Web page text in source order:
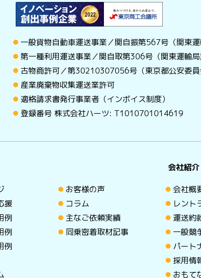
一般貨物自動車運送事業／関自振第567号（関東運
第一種利用運送事業／関自取第306号（関東運輸局
古物商許可／第30210307056号（東京都公安委員
産業廃棄物収集運送業許可
適格請求書発行事業者（インボイス制度）
登録番号 株式会社ハーツ: T1010701014619
援
例
例
例
お客様の声
コラム
主なご依頼実績
同乗密着取材記事
会社紹介
会社概
レント
運送約
一般競
パート
採用情
おもて